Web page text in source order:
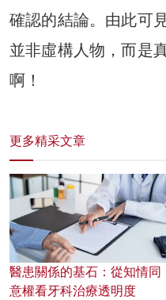
確認的結論。由此可
並非虛構人物，而是
啊！
更多精采文章
醫患關係的基石：從知情同
意權看牙科治療透明度